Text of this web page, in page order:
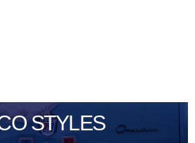
STYLES